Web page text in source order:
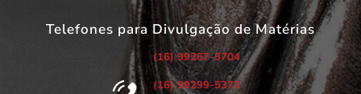
Telefones para Divulgação de Matérias
(16) 99267-3704
(16) 99299-5373